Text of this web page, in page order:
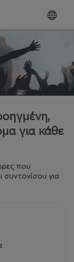
για κάθε
που
για